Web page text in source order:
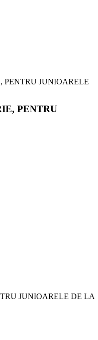
PENTRU JUNIOARELE
PENTRU
JUNIOARELE DE LA